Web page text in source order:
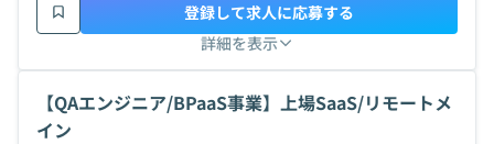
詳細を表示
登録して求人に応募する
【QAエンジニア/BPaaS事業】上場SaaS/リモートメ
イン